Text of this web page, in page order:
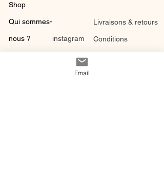
Shop
Qui sommes-
nous ? instagram
Livraisons & retours
Conditions
Email